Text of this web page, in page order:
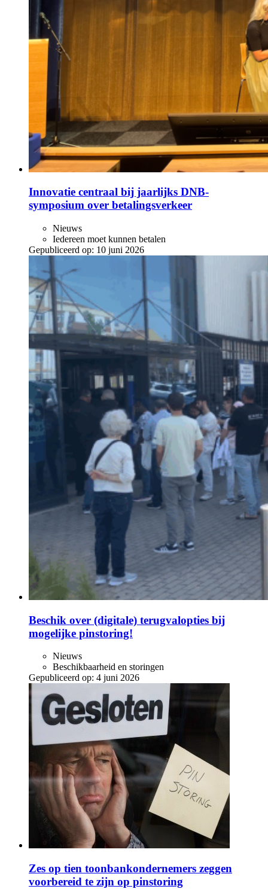
Innovatie centraal bij jaarlijks DNB-
symposium over betalingsverkeer
Nieuws
Iedereen moet kunnen betalen
Gepubliceerd op: 10 juni 2026
Beschik over (digitale) terugvalopties bij
mogelijke pinstoring!
Nieuws
Beschikbaarheid en storingen
Gepubliceerd op: 4 juni 2026
Zes op tien toonbankondernemers zeggen
voorbereid te zijn op pinstoring